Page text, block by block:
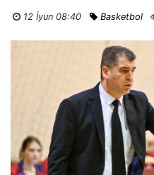
12 İyun 08:40 Basketbol